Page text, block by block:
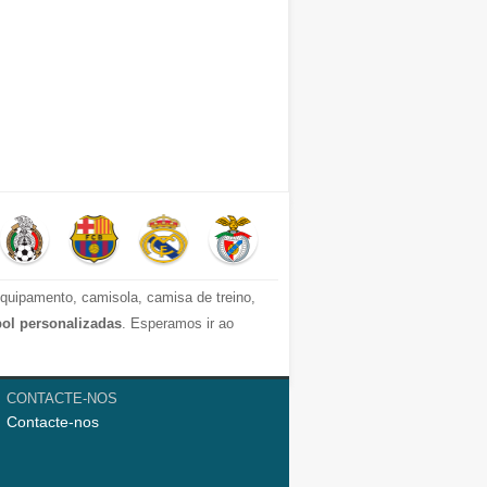
camisola, camisa de treino,
personalizadas. Esperamos ir ao
e camisolas homen. Altualmente,
La Liga, e Juventus, Manchester City,
CONTACTE-NOS
Contacte-nos